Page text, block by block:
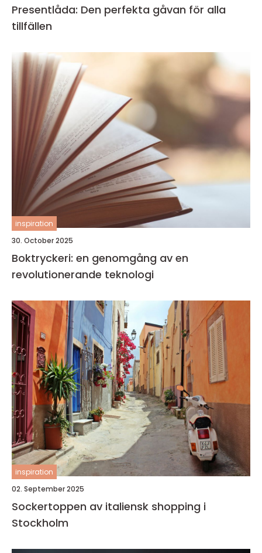
Presentlåda: Den perfekta gåvan för alla
tillfällen
inspiration
30. October 2025
Boktryckeri: en genomgång av en
revolutionerande teknologi
inspiration
02. September 2025
Sockertoppen av italiensk shopping i
Stockholm